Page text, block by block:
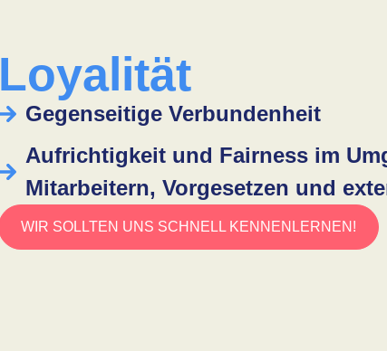
Loyalität
Gegenseitige Verbundenheit
Aufrichtigkeit und Fairness im
Mitarbeitern, Vorgesetzen und
WIR SOLLTEN UNS SCHNELL KENNENLERNEN!